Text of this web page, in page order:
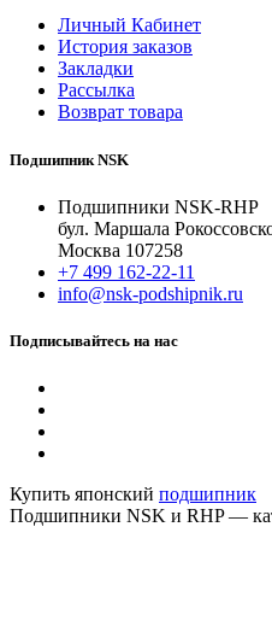
Личный Кабинет
История заказов
Закладки
Рассылка
Возврат товара
Подшипник NSK
Подшипники NSK-RHP
бул. Маршала
Москва 107258
+7 499 162-22-11
info@nsk-podshipnik.ru
Подписывайтесь на нас
Купить японский подшипник
Подшипники NSK и RHP —